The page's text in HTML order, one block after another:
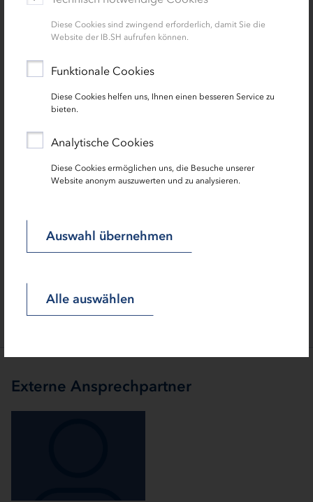
Diese Cookies sind zwingend erforderlich, damit Sie die
Website der IB.SH aufrufen können.
Funktionale Cookies
Diese Cookies helfen uns, Ihnen einen besseren Service zu
bieten.
Analytische Cookies
Diese Cookies ermöglichen uns, die Besuche unserer
Website anonym auszuwerten und zu analysieren.
Auswahl übernehmen
Alle auswählen
Projektvorstellung Schönberg
Externe Ansprechpartner